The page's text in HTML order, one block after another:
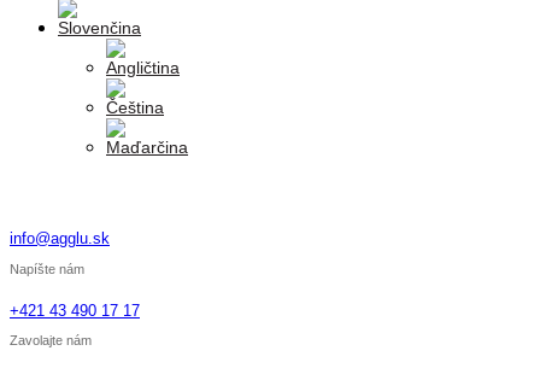
info@agglu.sk
Napíšte nám
+421 43 490 17 17
Zavolajte nám